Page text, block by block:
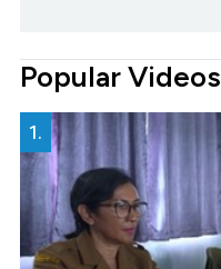
Popular Videos
1.